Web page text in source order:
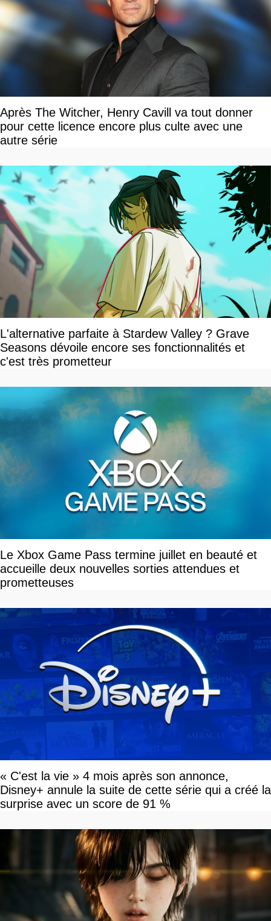
Après The Witcher, Henry Cavill va tout donner
pour cette licence encore plus culte avec une
autre série
L'alternative parfaite à Stardew Valley ? Grave
Seasons dévoile encore ses fonctionnalités et
c'est très prometteur
Le Xbox Game Pass termine juillet en beauté et
accueille deux nouvelles sorties attendues et
prometteuses
« C'est la vie » 4 mois après son annonce,
Disney+ annule la suite de cette série qui a créé la
surprise avec un score de 91 %